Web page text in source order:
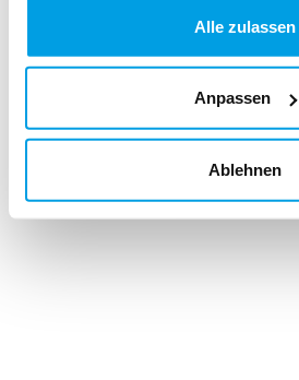
Alle zulassen
Anpassen
Ablehnen